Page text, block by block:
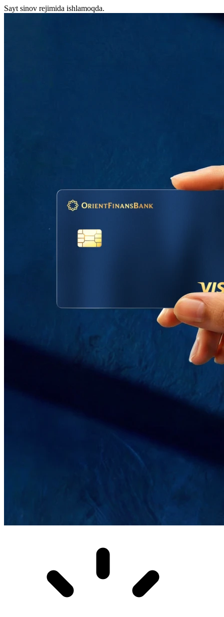
Sayt sinov rejimida ishlamoqda.